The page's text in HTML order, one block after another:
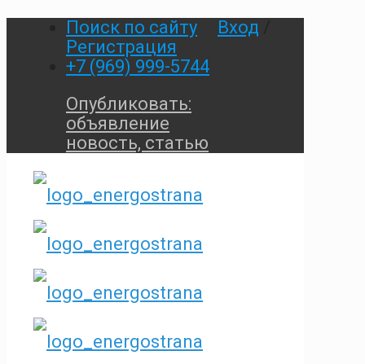
Поиск по сайту Вход
Регистрация
+7 (969) 999-5744
Опубликовать:
объявление
новость, статью